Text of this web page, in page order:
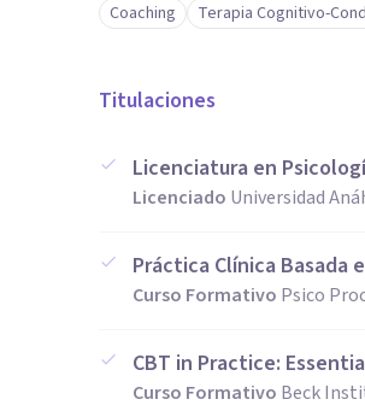
Coaching Terapia Cognitivo-
Titulaciones
Licenciatura en
Licenciado Universidad
Práctica Clínica Basada
Curso Formativo Psico
CBT in Practice:
Curso Formativo Beck